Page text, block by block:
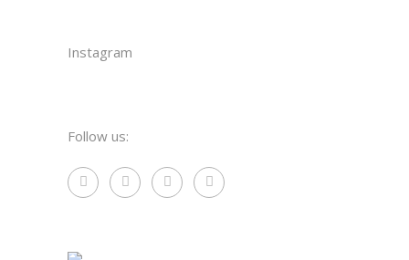
Instagram
Follow us: